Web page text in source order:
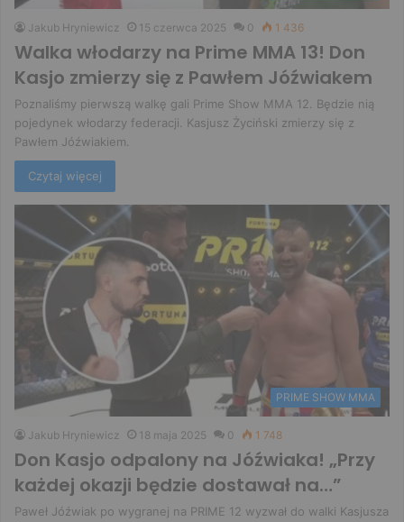
Jakub Hryniewicz 15 czerwca 2025 0 1 436
Walka włodarzy na Prime MMA 13! Don
Kasjo zmierzy się z Pawłem Jóźwiakem
Poznaliśmy pierwszą walkę gali Prime Show MMA 12. Będzie nią
pojedynek włodarzy federacji. Kasjusz Życiński zmierzy się z
Pawłem Jóźwiakiem.
Czytaj więcej
PRIME SHOW MMA
Jakub Hryniewicz 18 maja 2025 0 1 748
Don Kasjo odpalony na Jóźwiaka! „Przy
każdej okazji będzie dostawał na…”
Paweł Jóźwiak po wygranej na PRIME 12 wyzwał do walki Kasjusza